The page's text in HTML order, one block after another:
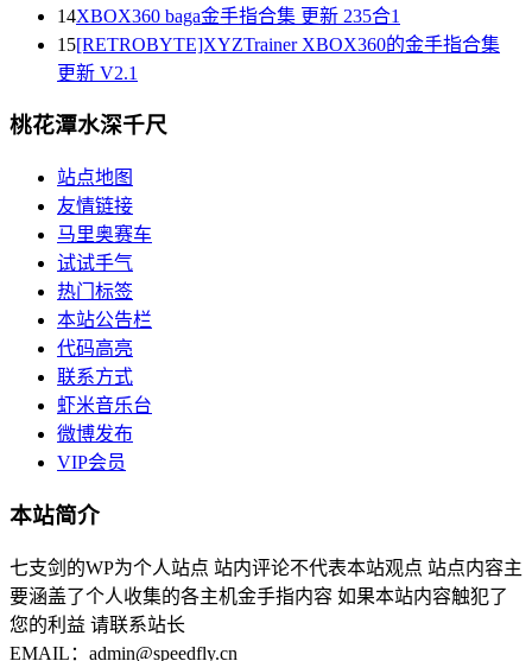
14XBOX360 baga金手指合集 更新 235合1
15[RETROBYTE]XYZTrainer XBOX360的金手指合集
更新 V2.1
桃花潭水深千尺
站点地图
友情链接
马里奥赛车
试试手气
热门标签
本站公告栏
代码高亮
联系方式
虾米音乐台
微博发布
VIP会员
本站简介
七支剑的WP为个人站点 站内评论不代表本站观点 站点内容主
要涵盖了个人收集的各主机金手指内容 如果本站内容触犯了
您的利益 请联系站长
EMAIL：admin@speedfly.cn